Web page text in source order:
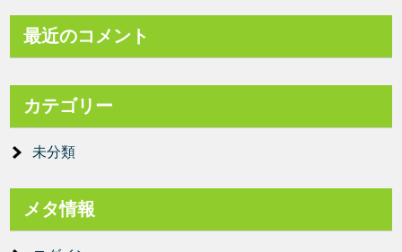
最近のコメント
カテゴリー
未分類
メタ情報